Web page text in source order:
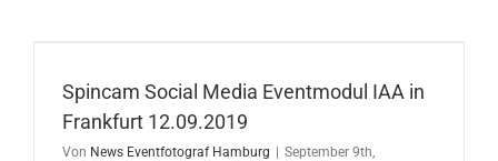
Spincam Social Media Eventmodul IAA in
Frankfurt 12.09.2019
Von News Eventfotograf Hamburg
September 9th,